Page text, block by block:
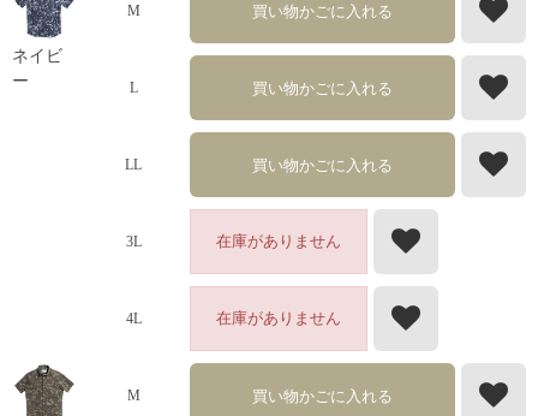
ネイビ
ー
M 買い物かごに入れる
L 買い物かごに入れる
LL 買い物かごに入れる
3L 在庫がありません
4L 在庫がありません
M 買い物かごに入れる